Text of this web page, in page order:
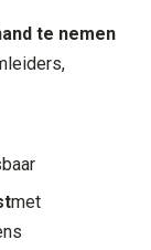
te nemen
met